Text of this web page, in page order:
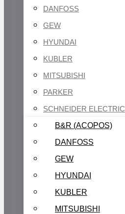
DANFOSS
GEW
HYUNDAI
KUBLER
MITSUBISHI
PARKER
SCHNEIDER ELECTRIC
B&R (ACOPOS)
DANFOSS
GEW
HYUNDAI
KUBLER
MITSUBISHI